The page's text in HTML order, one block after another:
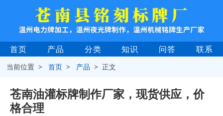
首页 产品 分类 知识 问答 联系
当前位置 >首页 > 产品 > 正文
苍南油灌标牌制作厂家，现货供应，价
格合理